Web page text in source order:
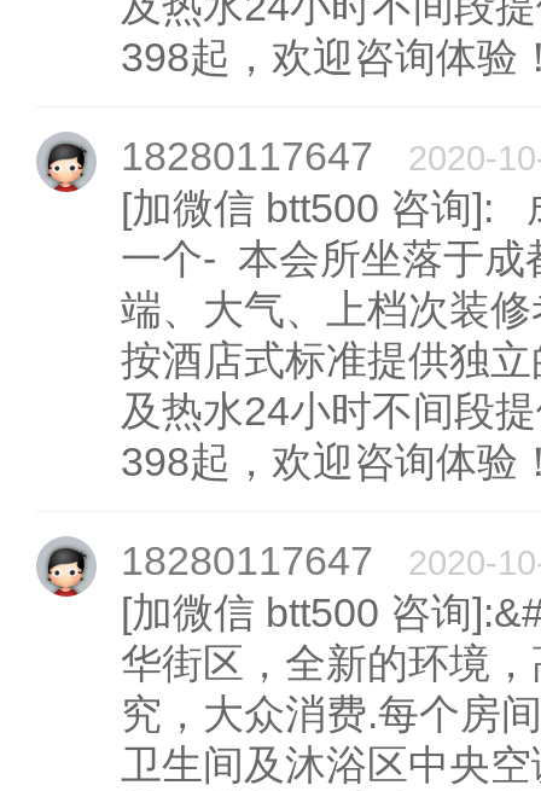
398起，欢迎咨询体验
18280117647 2020-
[加微信 btt500 咨询]:
一个- 本会所坐落于成
端、大气、上档次装
按酒店式标准提供独
及热水24小时不间段
398起，欢迎咨询体验
18280117647 2020-
[加微信 btt500 咨询
华街区，全新的环境
究，大众消费.每个房
卫生间及沐浴区中央